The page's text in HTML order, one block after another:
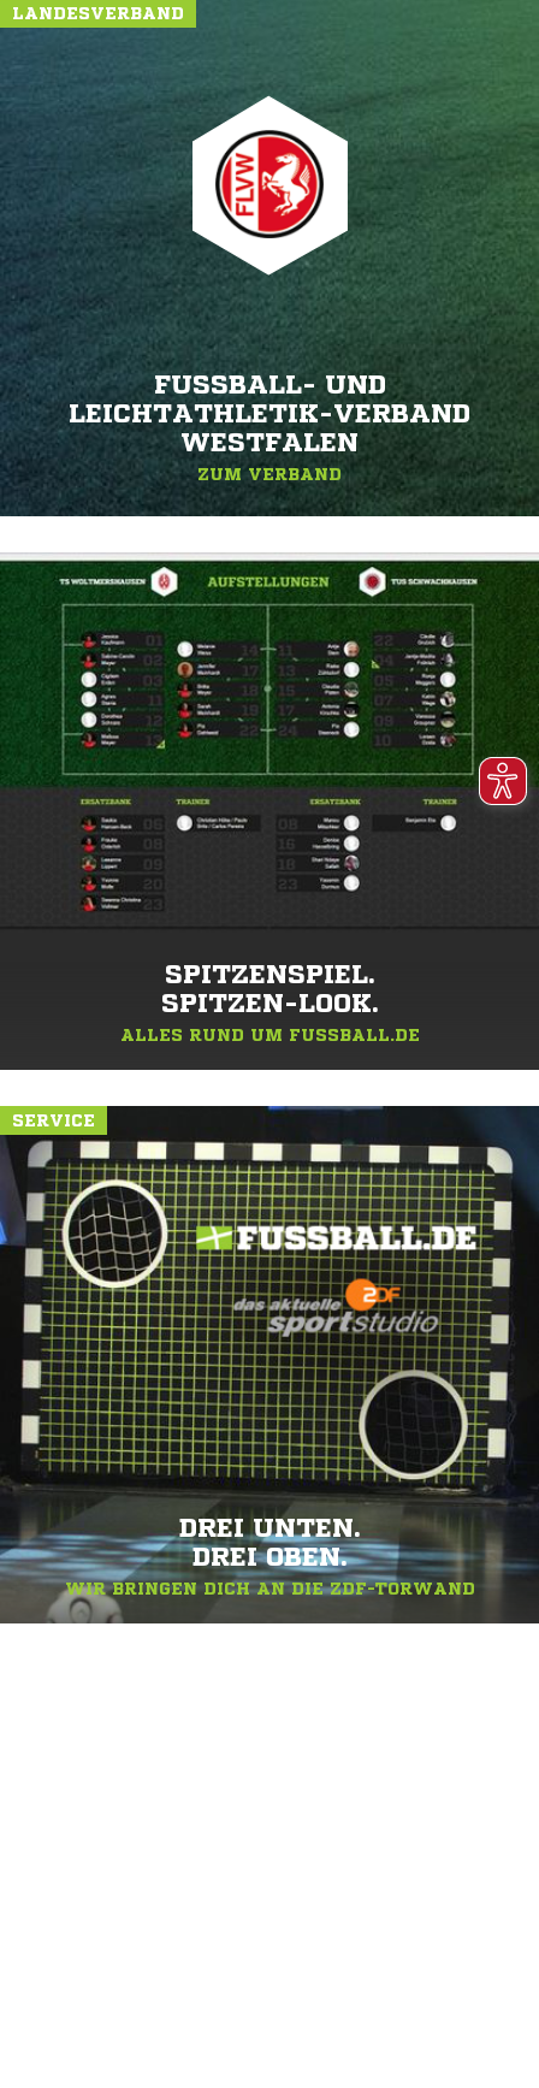
LANDESVERBAND
FUSSBALL- UND L
EICHTATHLETIK-VERBAND W
ESTFALEN
ZUM VERBAND
SPITZENSPIEL.
SPITZEN-LOOK.
ALLES RUND UM FUSSBALL.DE
SERVICE
DREI UNTEN.
DREI OBEN.
WIR BRINGEN DICH AN DIE ZDF-TORWAND